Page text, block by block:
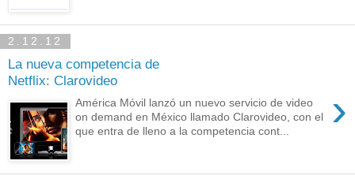
2.12.12
La nueva competencia de
Netflix: Clarovideo
›
América Móvil lanzó un nuevo servicio de video
on demand en México llamado Clarovideo, con el
que entra de lleno a la competencia cont...